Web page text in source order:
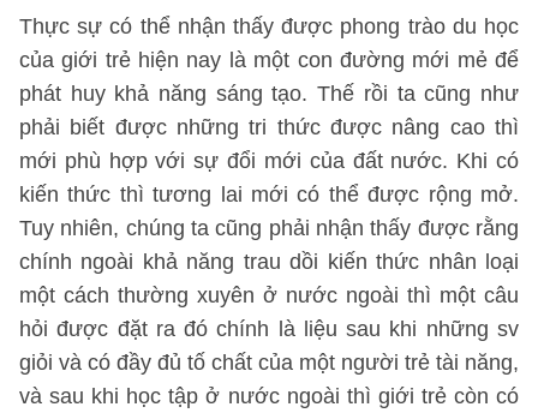
Thực sự có thể nhận thấy được phong trào du học
của giới trẻ hiện nay là một con đường mới mẻ để
phát huy khả năng sáng tạo. Thế rồi ta cũng như
phải biết được những tri thức được nâng cao thì
mới phù hợp với sự đổi mới của đất nước. Khi có
kiến thức thì tương lai mới có thể được rộng mở.
Tuy nhiên, chúng ta cũng phải nhận thấy được rằng
chính ngoài khả năng trau dồi kiến thức nhân loại
một cách thường xuyên ở nước ngoài thì một câu
hỏi được đặt ra đó chính là liệu sau khi những sv
giỏi và có đầy đủ tố chất của một người trẻ tài năng,
và sau khi học tập ở nước ngoài thì giới trẻ còn có